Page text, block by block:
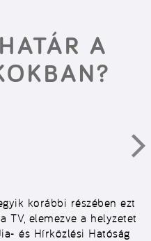
A
korábbi részében ezt
elemezve a helyzetet
és Hírközlési Hatóság